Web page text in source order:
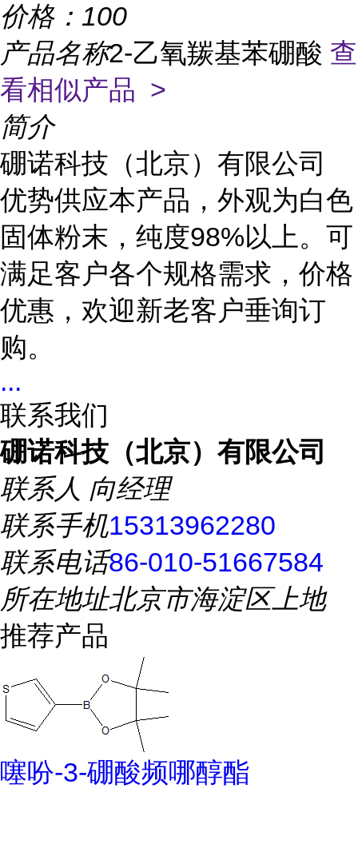
价格： 100
产品名称2-乙氧羰基苯硼酸 查
看相似产品 >
简介
硼诺科技（北京）有限公司
优势供应本产品，外观为白色
固体粉末，纯度98%以上。可
满足客户各个规格需求，价格
优惠，欢迎新老客户垂询订
购。
...
联系我们
硼诺科技（北京）有限公司
联系人 向经理
联系手机15313962280
联系电话86-010-51667584
所在地址北京市海淀区上地
推荐产品
噻吩-3-硼酸频哪醇酯